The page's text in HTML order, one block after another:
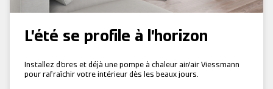
L’été se profile à l’horizon
Installez d’ores et déjà une pompe à chaleur air/air Viessmann
pour rafraîchir votre intérieur dès les beaux jours.